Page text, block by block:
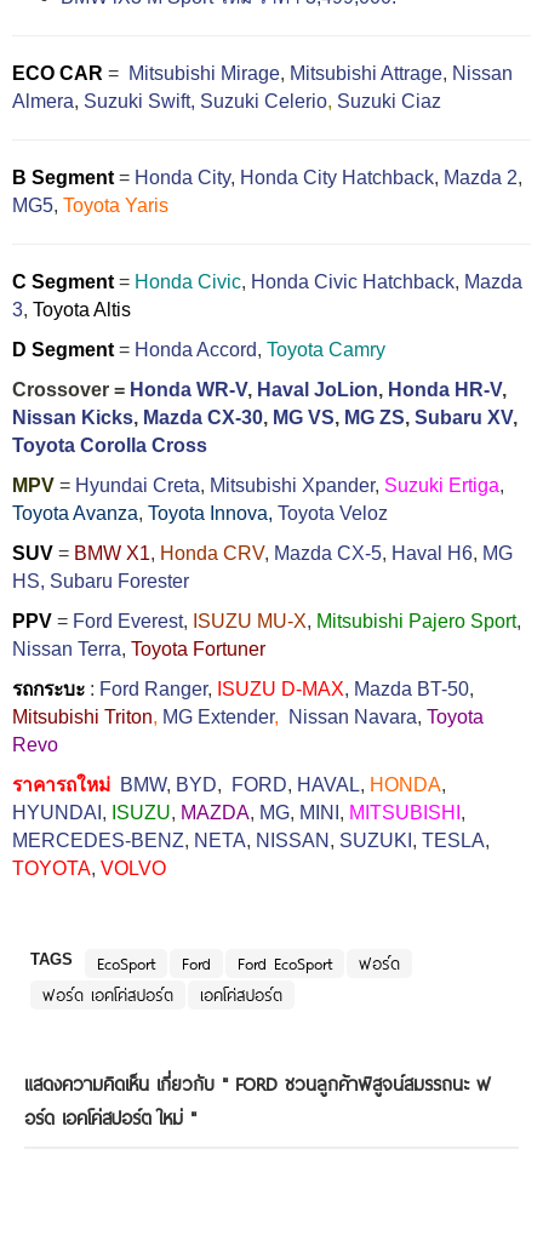
ECO CAR = Mitsubishi Mirage, Mitsubishi Attrage, Nissan
Almera, Suzuki Swift, Suzuki Celerio, Suzuki Ciaz
B Segment = Honda City, Honda City Hatchback, Mazda 2,
MG5, Toyota Yaris
C Segment= Honda Civic, Honda Civic Hatchback, Mazda
3, Toyota Altis
D Segment= Honda Accord, Toyota Camry
Crossover = Honda WR-V, Haval JoLion, Honda HR-V,
Nissan Kicks, Mazda CX-30, MG VS, MG ZS, Subaru XV,
Toyota Corolla Cross
MPV = Hyundai Creta, Mitsubishi Xpander, Suzuki Ertiga,
Toyota Avanza, Toyota Innova, Toyota Veloz
SUV = BMW X1, Honda CRV, Mazda CX-5, Haval H6, MG
HS, Subaru Forester
PPV = Ford Everest, ISUZU MU-X, Mitsubishi Pajero Sport,
Nissan Terra, Toyota Fortuner
รถกระบะ : Ford Ranger, ISUZU D-MAX, Mazda BT-50,
Mitsubishi Triton, MG Extender, Nissan Navara, Toyota
Revo
ราคารถใหม่ BMW, BYD, FORD, HAVAL, HONDA,
HYUNDAI , ISUZU, MAZDA, MG, MINI , MITSUBISHI ,
MERCEDES-BENZ, NETA, NISSAN , SUZUKI , TESLA,
TOYOTA, VOLVO
TAGS EcoSport Ford Ford EcoSport
ฟอร์ด
ฟอร์ด เอคโค่สปอร์ต
เอคโค่สปอร์ต
แสดงความคิดเห็น เกี่ยวกับ " FORD ชวนลูกค้าพิสูจน์สมรรถนะ ฟ
อร์ด เอคโค่สปอร์ต ใหม่ "